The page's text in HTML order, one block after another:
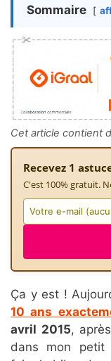
Sommaire
Cet article contient
Recevez 1
C'est 100% gratuit.
Ça y est !
10 ans
avril 2015,
dans mon petit